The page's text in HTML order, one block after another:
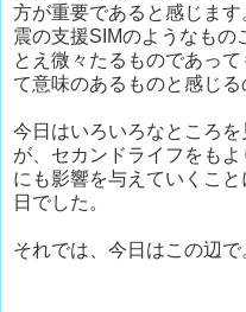
方が重要であると感じま
震の支援SIMのようなもの
とえ微々たるものであっ
て意味のあるものと感じる
今日はいろいろなところ
が、セカンドライフをも
にも影響を与えていくこ
日でした。
それでは、今日はこの辺で